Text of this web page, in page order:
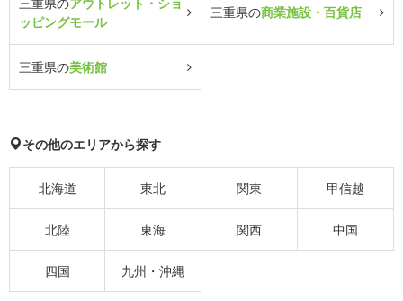
ッピングモール
三重県の商業施設・百貨店
三重県の美術館
その他のエリアから探す
北海道 東北 関東 甲信越
北陸 東海 関西 中国
四国 九州・沖縄